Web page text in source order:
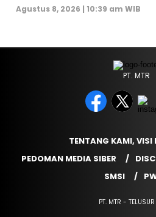
Agustus 8, 2026 | 10:39 am WIB
PT. MTR
TENTANG KAMI, VISI
PEDOMAN MEDIA SIBER
SMSI
PT. MTR -